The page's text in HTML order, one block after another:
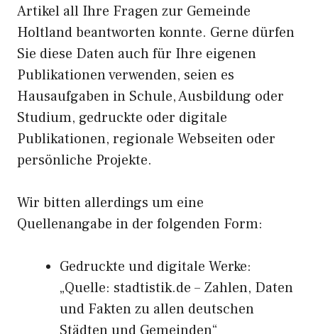
Artikel all Ihre Fragen zur Gemeinde
Holtland beantworten konnte. Gerne dürfen
Sie diese Daten auch für Ihre eigenen
Publikationen verwenden, seien es
Hausaufgaben in Schule, Ausbildung oder
Studium, gedruckte oder digitale
Publikationen, regionale Webseiten oder
persönliche Projekte.
Wir bitten allerdings um eine
Quellenangabe in der folgenden Form:
Gedruckte und digitale Werke:
„Quelle: stadtistik.de – Zahlen, Daten
und Fakten zu allen deutschen